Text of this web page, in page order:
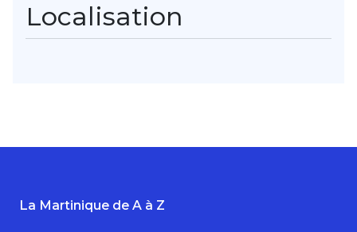
Localisation
La Martinique de A à Z